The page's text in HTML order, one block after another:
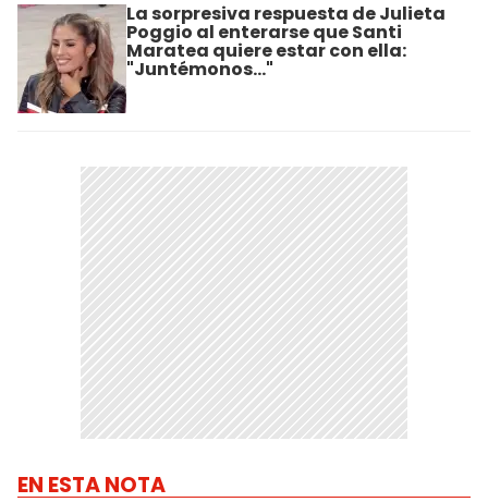
La sorpresiva respuesta de Julieta
Poggio al enterarse que Santi
Maratea quiere estar con ella:
"Juntémonos..."
EN ESTA NOTA